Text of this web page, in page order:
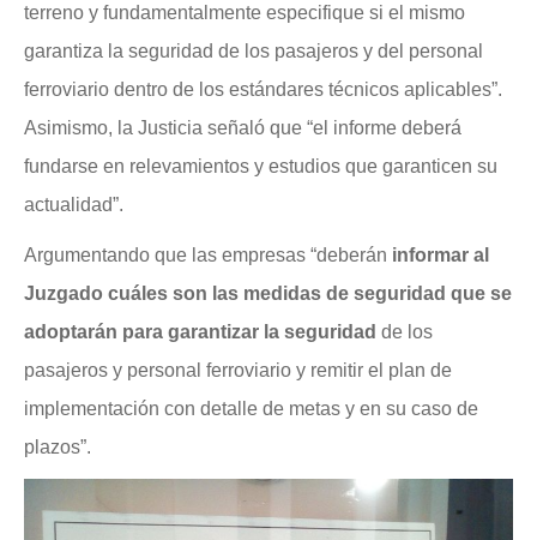
terreno y fundamentalmente especifique si el mismo
garantiza la seguridad de los pasajeros y del personal
ferroviario dentro de los estándares técnicos aplicables”.
Asimismo, la Justicia señaló que “el informe deberá
fundarse en relevamientos y estudios que garanticen su
actualidad”.
Argumentando que las empresas “deberán informar al
Juzgado cuáles son las medidas de seguridad que se
adoptarán para garantizar la seguridad de los
pasajeros y personal ferroviario y remitir el plan de
implementación con detalle de metas y en su caso de
plazos”.